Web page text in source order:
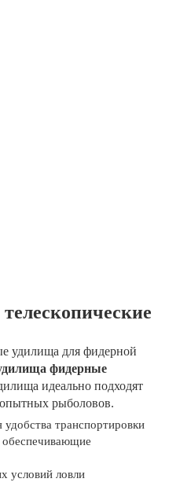
удилища для фидерной
фидерные
идеально подходят
рыболовов.
удобства транспортировки
обеспечивающие
условий ловли